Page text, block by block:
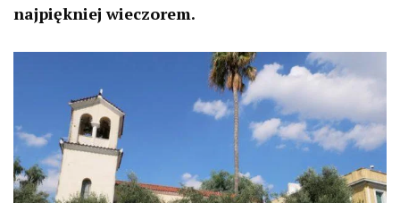
najpiękniej wieczorem.